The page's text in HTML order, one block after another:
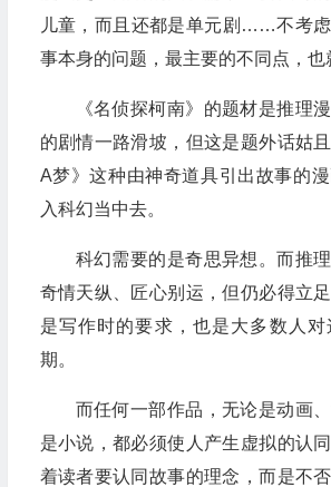
儿童，而且还都是单元剧……不考
事本身的问题，最主要的不同点，也
《名侦探柯南》的题材是推理
的剧情一路滑坡，但这是题外话姑
A梦》这种由神奇道具引出故事的
入科幻当中去。
科幻需要的是奇思异想。而推
奇情天纵、匠心别运，但仍必得立
是写作时的要求，也是大多数人
期。
而任何一部作品，无论是动画
是小说，都必须使人产生虚拟的认
着读者要认同故事的理念，而是不